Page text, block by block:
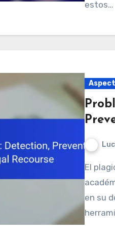
estos…
El plagio es un problema significativo en el ámbito
en su